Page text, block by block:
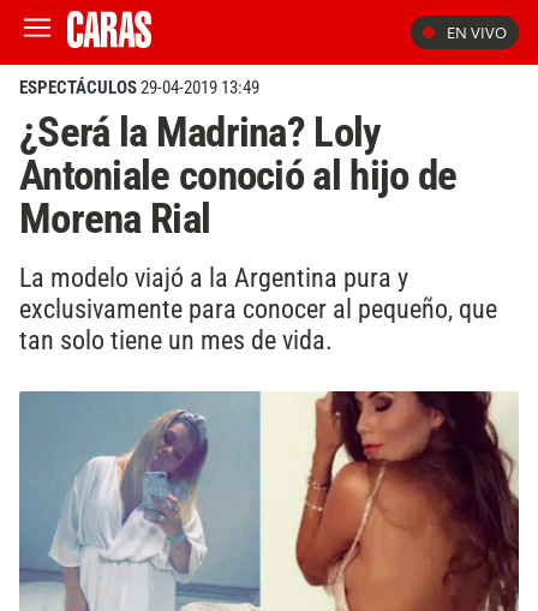
EN VIVO
ESPECTÁCULOS29-04-2019 13:49
¿Será la Madrina? Loly
Antoniale conoció al hijo de
Morena Rial
La modelo viajó a la Argentina pura y
exclusivamente para conocer al pequeño, que
tan solo tiene un mes de vida.